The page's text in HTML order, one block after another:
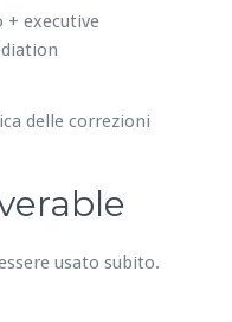
executive
delle correzioni
usato subito.